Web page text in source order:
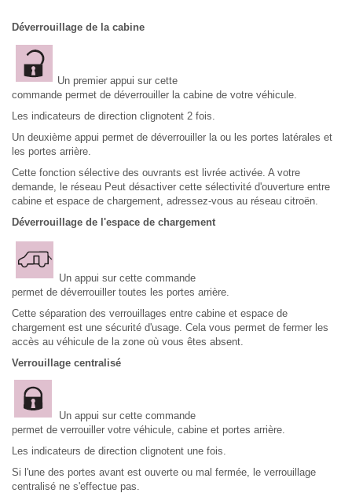
Déverrouillage de la cabine
Un premier appui sur cette
commande permet de déverrouiller la cabine de votre véhicule.
Les indicateurs de direction clignotent 2 fois.
Un deuxième appui permet de déverrouiller la ou les portes latérales et
les portes arrière.
Cette fonction sélective des ouvrants est livrée activée. A votre
demande, le réseau Peut désactiver cette sélectivité d'ouverture entre
cabine et espace de chargement, adressez-vous au réseau citroën.
Déverrouillage de l'espace de chargement
Un appui sur cette commande
permet de déverrouiller toutes les portes arrière.
Cette séparation des verrouillages entre cabine et espace de
chargement est une sécurité d'usage. Cela vous permet de fermer les
accès au véhicule de la zone où vous êtes absent.
Verrouillage centralisé
Un appui sur cette commande
permet de verrouiller votre véhicule, cabine et portes arrière.
Les indicateurs de direction clignotent une fois.
Si l'une des portes avant est ouverte ou mal fermée, le verrouillage
centralisé ne s'effectue pas.